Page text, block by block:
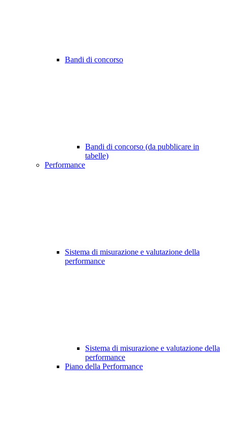
Bandi di concorso
Bandi di concorso (da pubblicare in
tabelle)
Performance
Sistema di misurazione e valutazione della
performance
Sistema di misurazione e valutazione della
performance
Piano della Performance